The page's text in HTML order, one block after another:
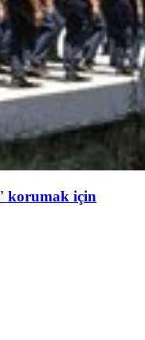
korumak için